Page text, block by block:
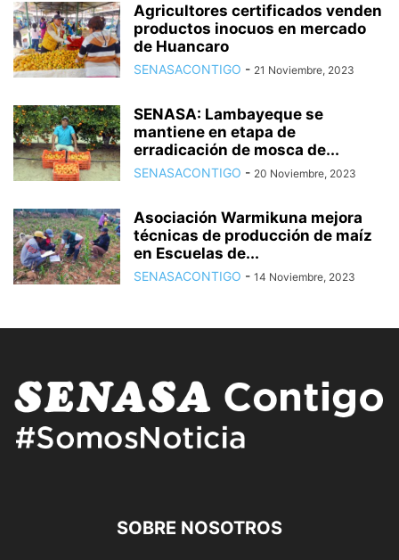
Agricultores certificados venden
productos inocuos en mercado
de Huancaro
SENASACONTIGO - 21 Noviembre, 2023
SENASA: Lambayeque se
mantiene en etapa de
erradicación de mosca de...
SENASACONTIGO - 20 Noviembre, 2023
Asociación Warmikuna mejora
técnicas de producción de maíz
en Escuelas de...
SENASACONTIGO - 14 Noviembre, 2023
SOBRE NOSOTROS